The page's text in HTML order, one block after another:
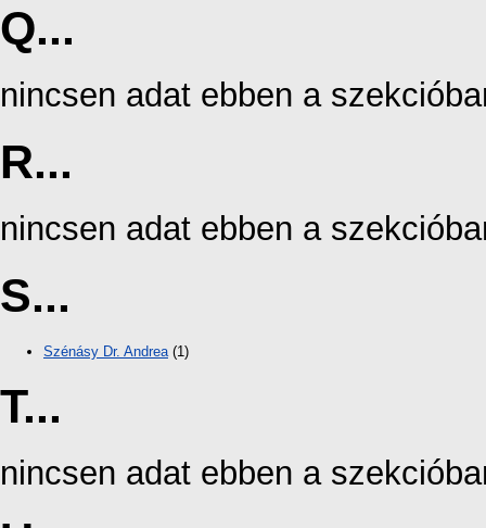
Q...
nincsen adat ebben a
R...
nincsen adat ebben a
S...
Szénásy Dr. Andrea(1)
T...
nincsen adat ebben a